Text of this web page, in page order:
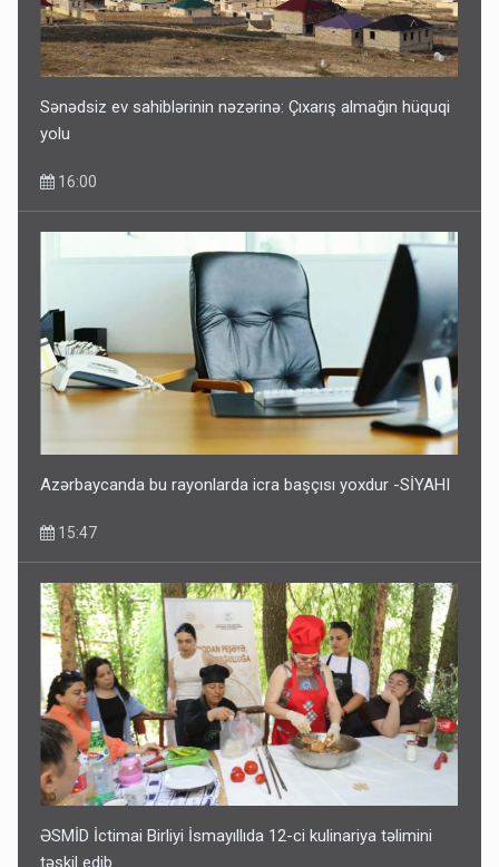
Sənədsiz ev sahiblərinin nəzərinə: Çıxarış almağın hüquqi
yolu
16:00
Azərbaycanda bu rayonlarda icra başçısı yoxdur -SİYAHI
15:47
ƏSMİD İctimai Birliyi İsmayıllıda 12-ci kulinariya təlimini
təşkil edib